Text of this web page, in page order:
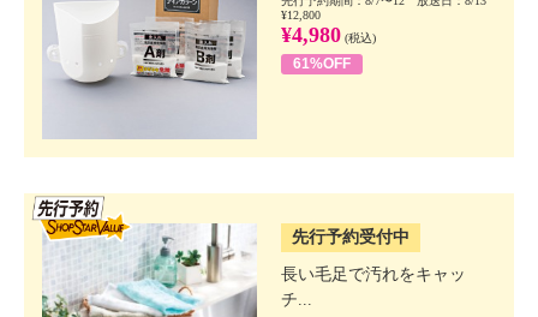
¥12,800
¥4,980 (税込)
61%OFF
先行予約受付中
長い毛足で汚れをキャッ
チ...